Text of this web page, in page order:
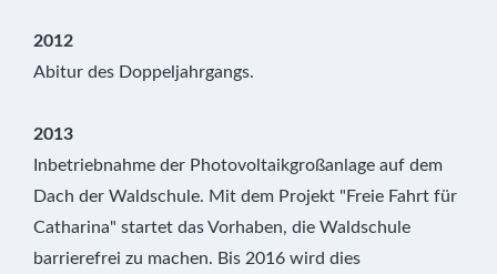
2012
Abitur des Doppeljahrgangs.
2013
Inbetriebnahme der Photovoltaikgroßanlage auf dem
Dach der Waldschule. Mit dem Projekt "Freie Fahrt für
Catharina" startet das Vorhaben, die Waldschule
barrierefrei zu machen. Bis 2016 wird dies